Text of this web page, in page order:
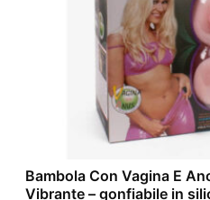
Bambola Con Vagina E
Vibrante – gonfiabile in